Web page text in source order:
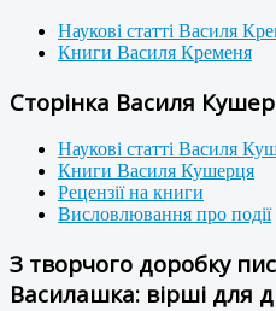
Наукові статті Василя
Книги Василя Кременя
Сторінка Василя
Наукові статті Василя
Книги Василя Кушерця
Рецензії на книги
Висловлювання про події
З творчого доробку
Василашка: вірші для